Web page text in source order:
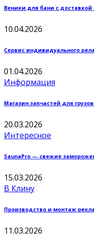
Веники для бани с
10.04.2026
Сервис индивидуального
01.04.2026
Информация
Магазин запчастей для
20.03.2026
Интересное
SaunaPro — свежие
15.03.2026
В Клину
Производство и монтаж
11.03.2026